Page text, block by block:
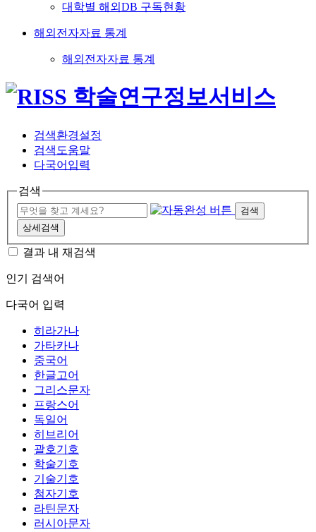
대학별 해외DB 구독현황
해외전자자료 통계
해외전자자료 통계
검색환경설정
검색도움말
다국어입력
검색
검색
상세검색
결과 내 재검색
인기 검색어
다국어 입력
히라가나
가타카나
중국어
한글고어
그리스문자
프랑스어
독일어
히브리어
괄호기호
학술기호
기술기호
첨자기호
라틴문자
러시아문자